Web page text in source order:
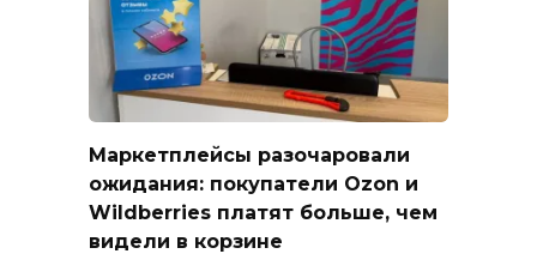
Маркетплейсы разочаровали
ожидания: покупатели Ozon и
Wildberries платят больше, чем
видели в корзине